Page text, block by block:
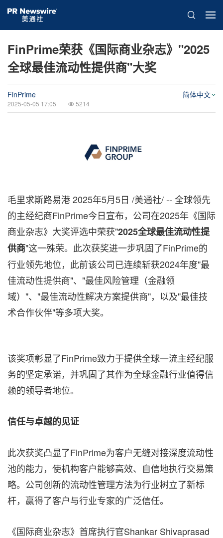
FinPrime荣获《国际商业杂志》"2025
全球最佳流动性提供商"大奖
FinPrime
2025-05-05 17:05 5214
简体中文
毛里求斯路易港2025年5月5日 /美通社/ -- 全球领先
的主经纪商FinPrime今日宣布，公司在2025年《国际
商业杂志》大奖评选中荣获"2025全球最佳流动性提
供商"这一殊荣。此次获奖进一步巩固了FinPrime的
行业领先地位，此前该公司已连续斩获2024年度"最
佳流动性提供商"、"最佳风险管理（金融领
域）"、"最佳流动性解决方案提供商"，以及"最佳技
术合作伙伴"等多项大奖。
该奖项彰显了FinPrime致力于提供全球一流主经纪服
务的坚定承诺，并巩固了其作为全球金融行业值得信
赖的领导者地位。
信任与卓越的见证
此次获奖凸显了FinPrime为客户无缝对接深度流动性
池的能力，使机构客户能够高效、自信地执行交易策
略。公司创新的流动性管理方法为行业树立了新标
杆，赢得了客户与行业专家的广泛信任。
《国际商业杂志》首席执行官Shankar Shivaprasad